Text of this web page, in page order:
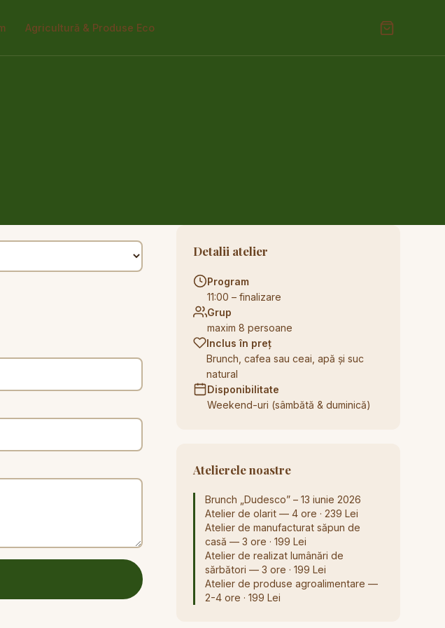
Agricultură & Produse Eco
Detalii atelier
Program
11:00 – finalizare
Grup
maxim 8 persoane
Inclus în preț
Brunch, cafea sau ceai, apă și suc
natural
Disponibilitate
Weekend-uri (sâmbătă & duminică)
Atelierele noastre
Brunch „Dudesco” – 13 iunie 2026
Atelier de olarit — 4 ore · 239 Lei
Atelier de manufacturat săpun de
casă — 3 ore · 199 Lei
Atelier de realizat lumânări de
sărbători — 3 ore · 199 Lei
Atelier de produse agroalimentare —
2-4 ore · 199 Lei